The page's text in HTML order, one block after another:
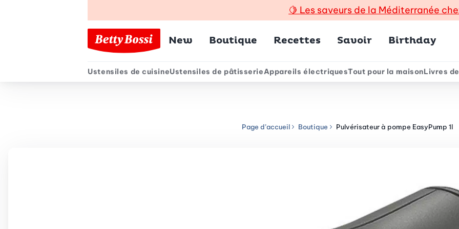
🍋 Les saveurs de la Méditerranée
Menu principal
New Boutique Recettes Savoir Birthday
Menu secondaire
Ustensiles de cuisineUstensiles de pâtisserieAppareils électriquesTout pour la maisonLivres
Page d’accueil Boutique Pulvérisateur à pompe EasyPump 1l